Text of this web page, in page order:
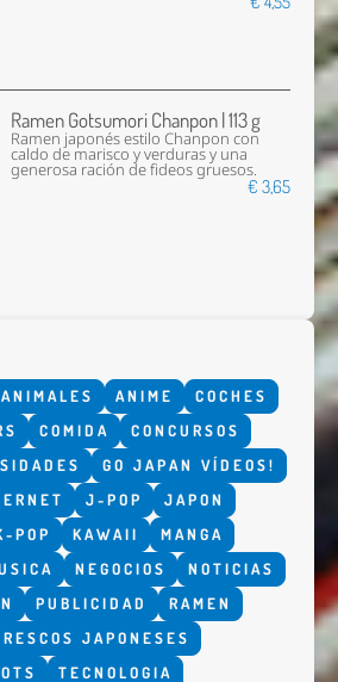
Ramen Gotsumori Chanpon | 113 g
Ramen japonés estilo Chanpon con
caldo de marisco y verduras y una
generosa ración de fideos gruesos.
€ 3,65
ANIMALES ANIME
COCHES
COMIDA
CONCURSOS
GO JAPAN VÍDEOS!
J-POP
JAPON
POP KAWAII
MANGA
NEGOCIOS
NOTICIAS
PUBLICIDAD
RAMEN
JAPONESES
TECNOLOGIA